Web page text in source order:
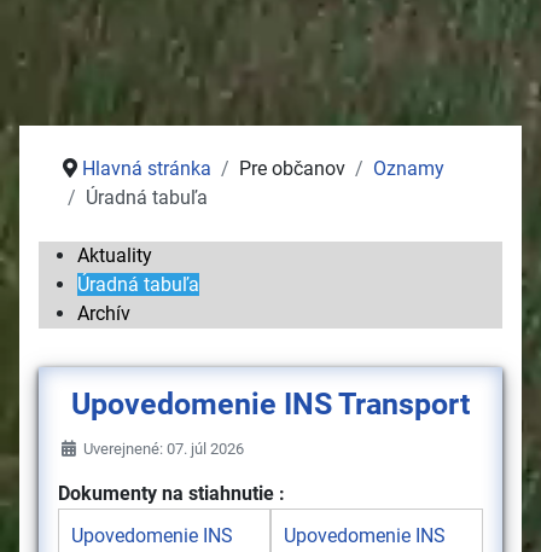
Kozmetika
Vývoz žúmp na ČOV
Zdravotné stredisko
Hlavná stránka Pre občanov
Oznamy
Úradná tabuľa
Aktuality
Úradná tabuľa
Archív
Upovedomenie INS Transport
Uverejnené: 07. júl 2026
Dokumenty na stiahnutie :
Upovedomenie INS
Upovedomenie INS